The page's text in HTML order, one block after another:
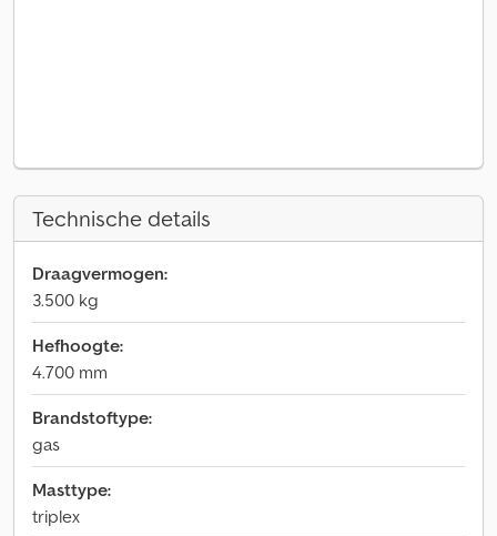
Technische details
Draagvermogen:
3.500 kg
Hefhoogte:
4.700 mm
Brandstoftype:
gas
Masttype:
triplex